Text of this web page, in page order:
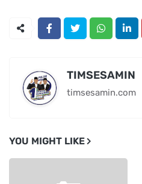
TIMSESAMIN
timsesamin.com
YOU MIGHT LIKE